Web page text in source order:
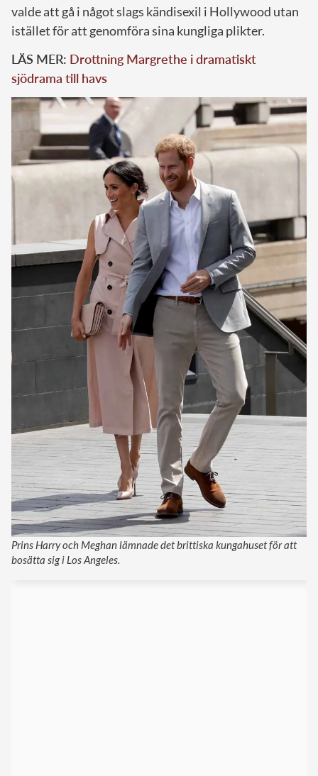
valde att gå i något slags kändisexil i Hollywood utan
istället för att genomföra sina kungliga plikter.
LÄS MER: Drottning Margrethe i dramatiskt
sjödrama till havs
Prins Harry och Meghan lämnade det brittiska kungahuset för att
bosätta sig i Los Angeles.